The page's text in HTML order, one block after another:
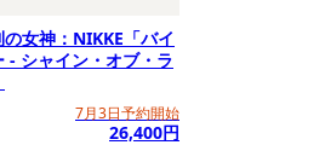
の女神：NIKKE「バイ
- シャイン・オブ・ラ
7月3日予約開始
26,400円